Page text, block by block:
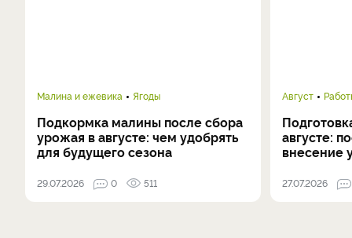
Малина и ежевика Ягоды
Подкормка малины после сбора
урожая в августе: чем удобрять
для будущего сезона
29.07.2026 0 511
Август
августе:
внесение
27.07.2026